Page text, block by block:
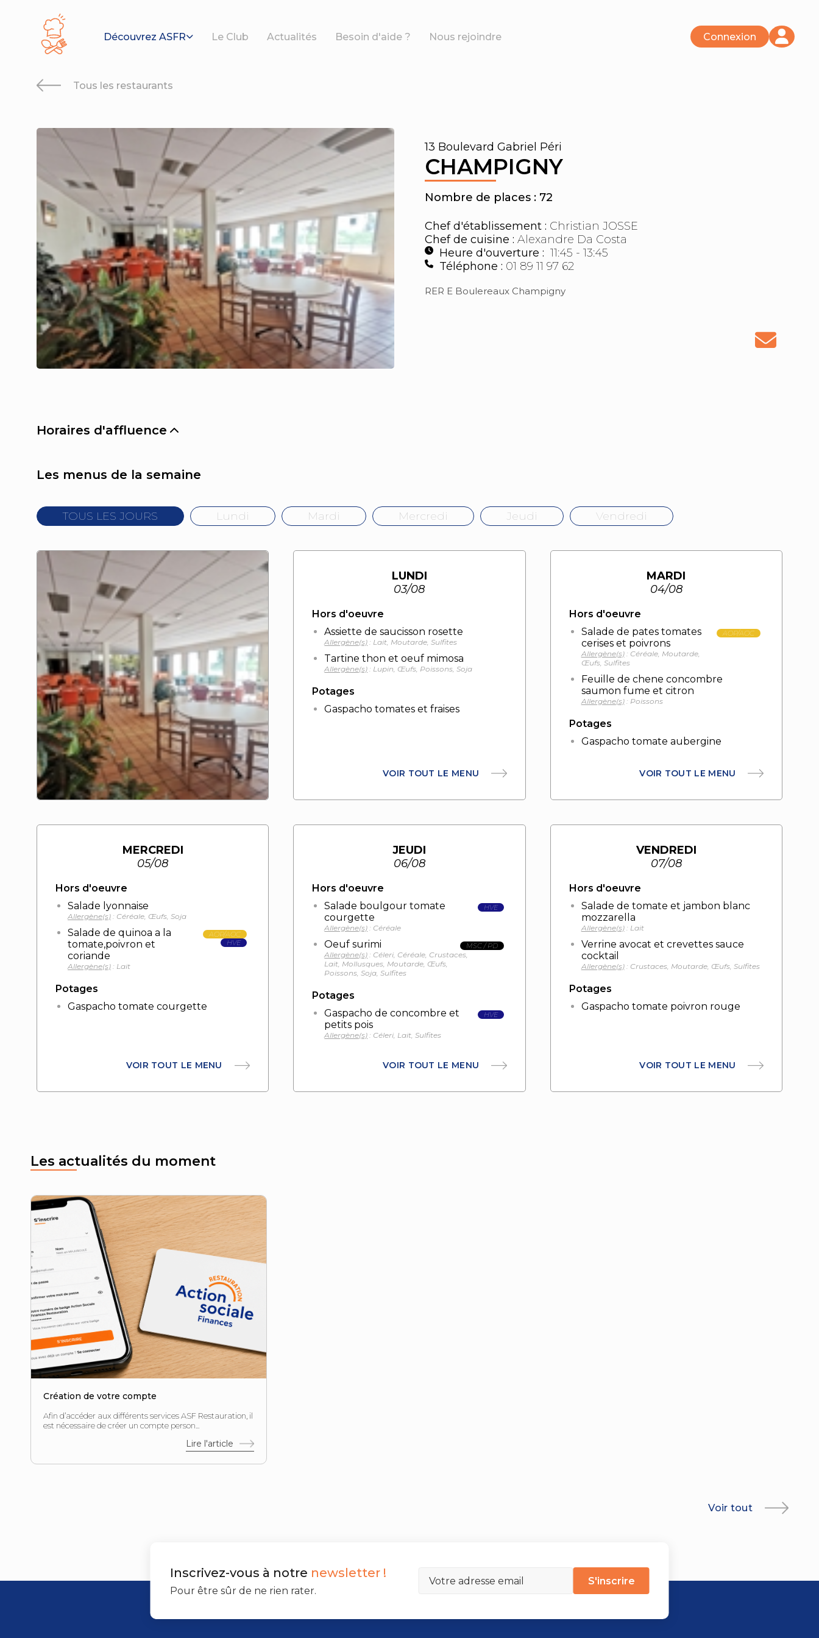
Découvrez ASFR Le Club Actualités Besoin d'aide ? Nous rejoindre
Tous les restaurants
13 Boulevard Gabriel Péri
CHAMPIGNY
Nombre de places : 72
Chef d'établissement : Christian JOSSE
Chef de cuisine : Alexandre Da Costa
Heure d'ouverture : 11:45 - 13:45
Téléphone : 01 89 11 97 62
RER E Boulereaux Champigny
Horaires d'affluence
Les menus de la semaine
TOUS LES JOURS Lundi Mardi Mercredi Jeudi Vendredi
LUNDI
03/08
Hors d'oeuvre
Assiette de saucisson rosette
Allergène(s) : Lait, Moutarde, Sulfites
Tartine thon et oeuf mimosa
Allergène(s) : Lupin, Œufs, Poissons, Soja
Potages
Gaspacho tomates et fraises
VOIR TOUT LE MENU
MARDI
04/08
Hors d'oeuvre
Salade de pates tomates
cerises et poivrons
Allergène(s): Céréale, Moutarde,
Œufs, Sulfites
AOP/AOC
Feuille de chene concombre
saumon fume et citron
Allergène(s): Poissons
Potages
Gaspacho tomate aubergine
VOIR TOUT LE MENU
MERCREDI
05/08
Hors d'oeuvre
Salade lyonnaise
Allergène(s) : Céréale, Œufs, Soja
Salade de quinoa a la
tomate,poivron et
coriande
Allergène(s) : Lait
AOP/AOC
HVE
Potages
Gaspacho tomate courgette
VOIR TOUT LE MENU
JEUDI
06/08
Hors d'oeuvre
Salade boulgour tomate
courgette
Allergène(s) : Céréale
HVE
Oeuf surimi
Allergène(s) : Céleri, Céréale, Crustaces,
Lait, Mollusques, Moutarde, Œufs,
Poissons, Soja, Sulfites
MSC / PD
Potages
Gaspacho de concombre et
petits pois
Allergène(s) : Céleri, Lait, Sulfites
HVE
VOIR TOUT LE MENU
VENDREDI
07/08
Hors d'oeuvre
Salade de tomate et jambon blanc
mozzarella
Allergène(s): Lait
Verrine avocat et crevettes sauce
cocktail
Allergène(s): Crustaces, Moutarde, Œufs, Sulfites
Potages
Gaspacho tomate poivron rouge
VOIR TOUT LE MENU
Les actualités du moment
Création de votre compte
Afin d’accéder aux différents services ASF Restauration, il
est nécessaire de créer un compte person...
Lire l'article
Voir tout
Inscrivez-vous à notre newsletter !
Pour être sûr de ne rien rater.
S'inscrire